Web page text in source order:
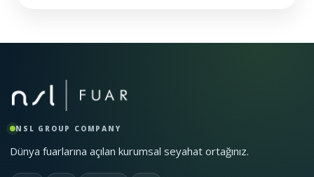
NSL GROUP COMPANY
Dünya fuarlarına açılan kurumsal seyahat ortağınız.